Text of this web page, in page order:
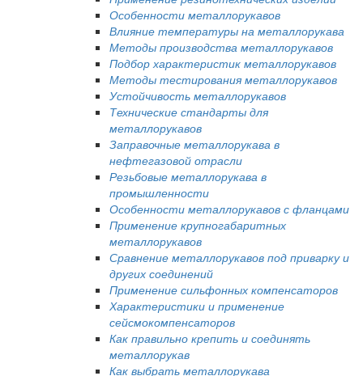
Особенности металлорукавов
Влияние температуры на металлорукава
Методы производства металлорукавов
Подбор характеристик металлорукавов
Методы тестирования металлорукавов
Устойчивость металлорукавов
Технические стандарты для
металлорукавов
Заправочные металлорукава в
нефтегазовой отрасли
Резьбовые металлорукава в
промышленности
Особенности металлорукавов с фланцами
Применение крупногабаритных
металлорукавов
Сравнение металлорукавов под приварку и
других соединений
Применение сильфонных компенсаторов
Характеристики и применение
сейсмокомпенсаторов
Как правильно крепить и соединять
металлорукав
Как выбрать металлорукава